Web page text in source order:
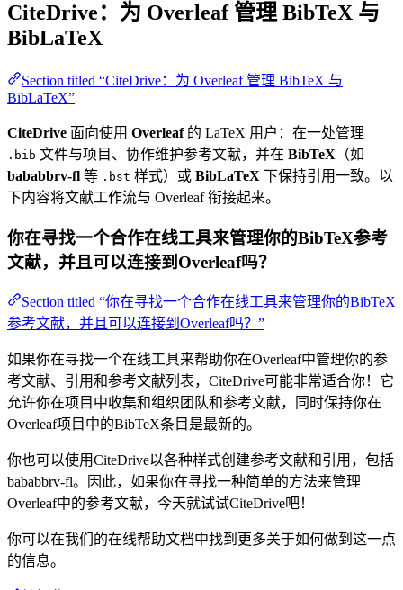
CiteDrive：为 Overleaf 管理 BibTeX 与
BibLaTeX
Section titled “CiteDrive：为 Overleaf 管理 BibTeX 与
BibLaTeX”
CiteDrive 面向使用 Overleaf的 LaTeX 用户：在一处管理
.bib 文件与项目、协作维护参考文献，并在 BibTeX （如
bababbrv-fl 等 .bst 样式）或 BibLaTeX 下保持引用一致。以
下内容将文献工作流与 Overleaf 衔接起来。
你在寻找一个合作在线工具来管理你的BibTeX参考
文献，并且可以连接到Overleaf吗？
Section titled “你在寻找一个合作在线工具来管理你的BibTeX
参考文献，并且可以连接到Overleaf吗？”
如果你在寻找一个在线工具来帮助你在Overleaf中管理你的参
考文献、引用和参考文献列表，CiteDrive可能非常适合你！它
允许你在项目中收集和组织团队和参考文献，同时保持你在
Overleaf项目中的BibTeX条目是最新的。
你也可以使用CiteDrive以各种样式创建参考文献和引用，包括
bababbrv-fl。因此，如果你在寻找一种简单的方法来管理
Overleaf中的参考文献，今天就试试CiteDrive吧！
你可以在我们的在线帮助文档中找到更多关于如何做到这一点
的信息。